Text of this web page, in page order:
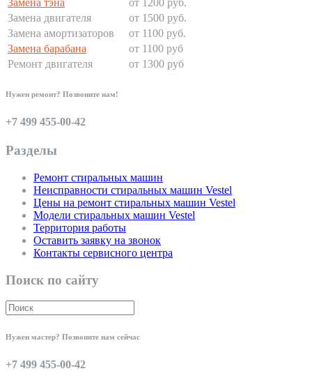
Замена тэна
от 1200 руб.
Замена двигателя
от 1500 руб.
Замена амортизаторов
от 1100 руб.
Замена барабана
от 1100 руб
Ремонт двигателя
от 1300 руб
Нужен ремонт? Позвоните нам!
+7 499 455-00-42
Разделы
Ремонт стиральных машин
Неисправности стиральных машин Vestel
Цены на ремонт стиральных машин Vestel
Модели стиральных машин Vestel
Территория работы
Оставить заявку на звонок
Контакты сервисного центра
Поиск по сайту
Нужен мастер? Позвоните нам сейчас
+7 499 455-00-42